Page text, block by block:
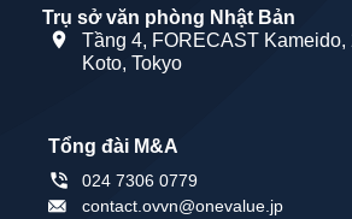
Trụ sở văn phòng Nhật Bản
Tầng 4, FORECAST Kameido,
Koto, Tokyo
Tổng đài M&A
024 7306 0779
contact.ovvn@onevalue.jp